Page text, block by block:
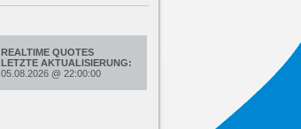
REALTIME QUOTES
LETZTE AKTUALISIERUNG:
05.08.2026 @ 22:00:00